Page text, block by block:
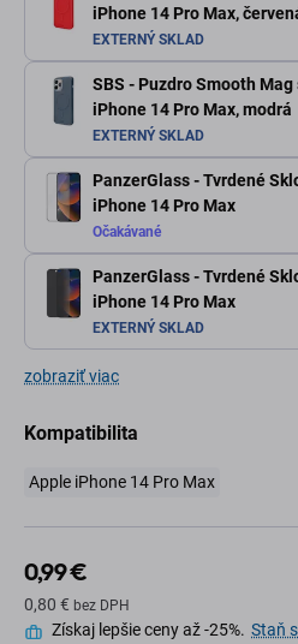
iPhone 14 Pro Max,
EXTERNÝ SKLAD
SBS - Puzdro Smooth
iPhone 14 Pro Max, modrá
EXTERNÝ SKLAD
PanzerGlass - Tvrdené
iPhone 14 Pro Max
Očakávané
PanzerGlass - Tvrdené
iPhone 14 Pro Max
EXTERNÝ SKLAD
zobraziť viac
Kompatibilita
Apple iPhone 14 Pro Max
0,99 €
0,80 € bez DPH
Získaj lepšie ceny až -25%. Staň